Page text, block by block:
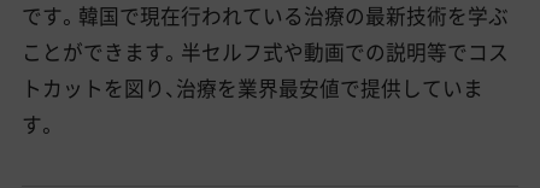
です。韓国で現在行われている治療の最新技術を学ぶ
ことができます。半セルフ式や動画での説明等でコス
トカットを図り、治療を業界最安値で提供していま
す。